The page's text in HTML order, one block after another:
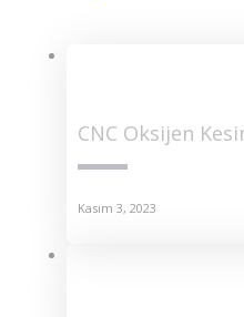
CNC Oksijen
Kasım 3, 2023